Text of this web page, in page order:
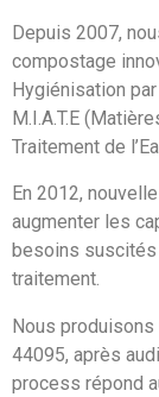
Depuis 2007,
compostage
Hygiénisation
M.I.A.T.E
Traitement de
En 2012,
augmenter les
besoins suscités
traitement.
Nous
44095, après
process répond